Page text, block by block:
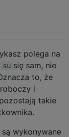
polega na
su się sam, nie
to, że
i
takie
wykonywane